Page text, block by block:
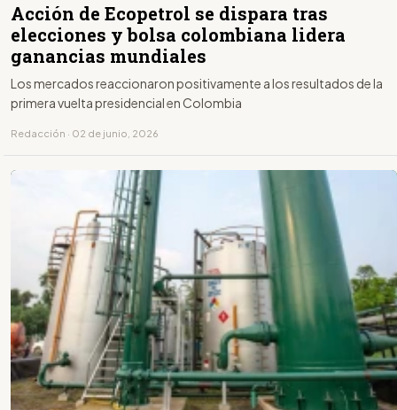
Acción de Ecopetrol se dispara tras
elecciones y bolsa colombiana lidera
ganancias mundiales
Los mercados reaccionaron positivamente a los resultados de la
primera vuelta presidencial en Colombia
Redacción · 02 de junio, 2026